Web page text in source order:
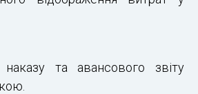
наказу та авансового звіту